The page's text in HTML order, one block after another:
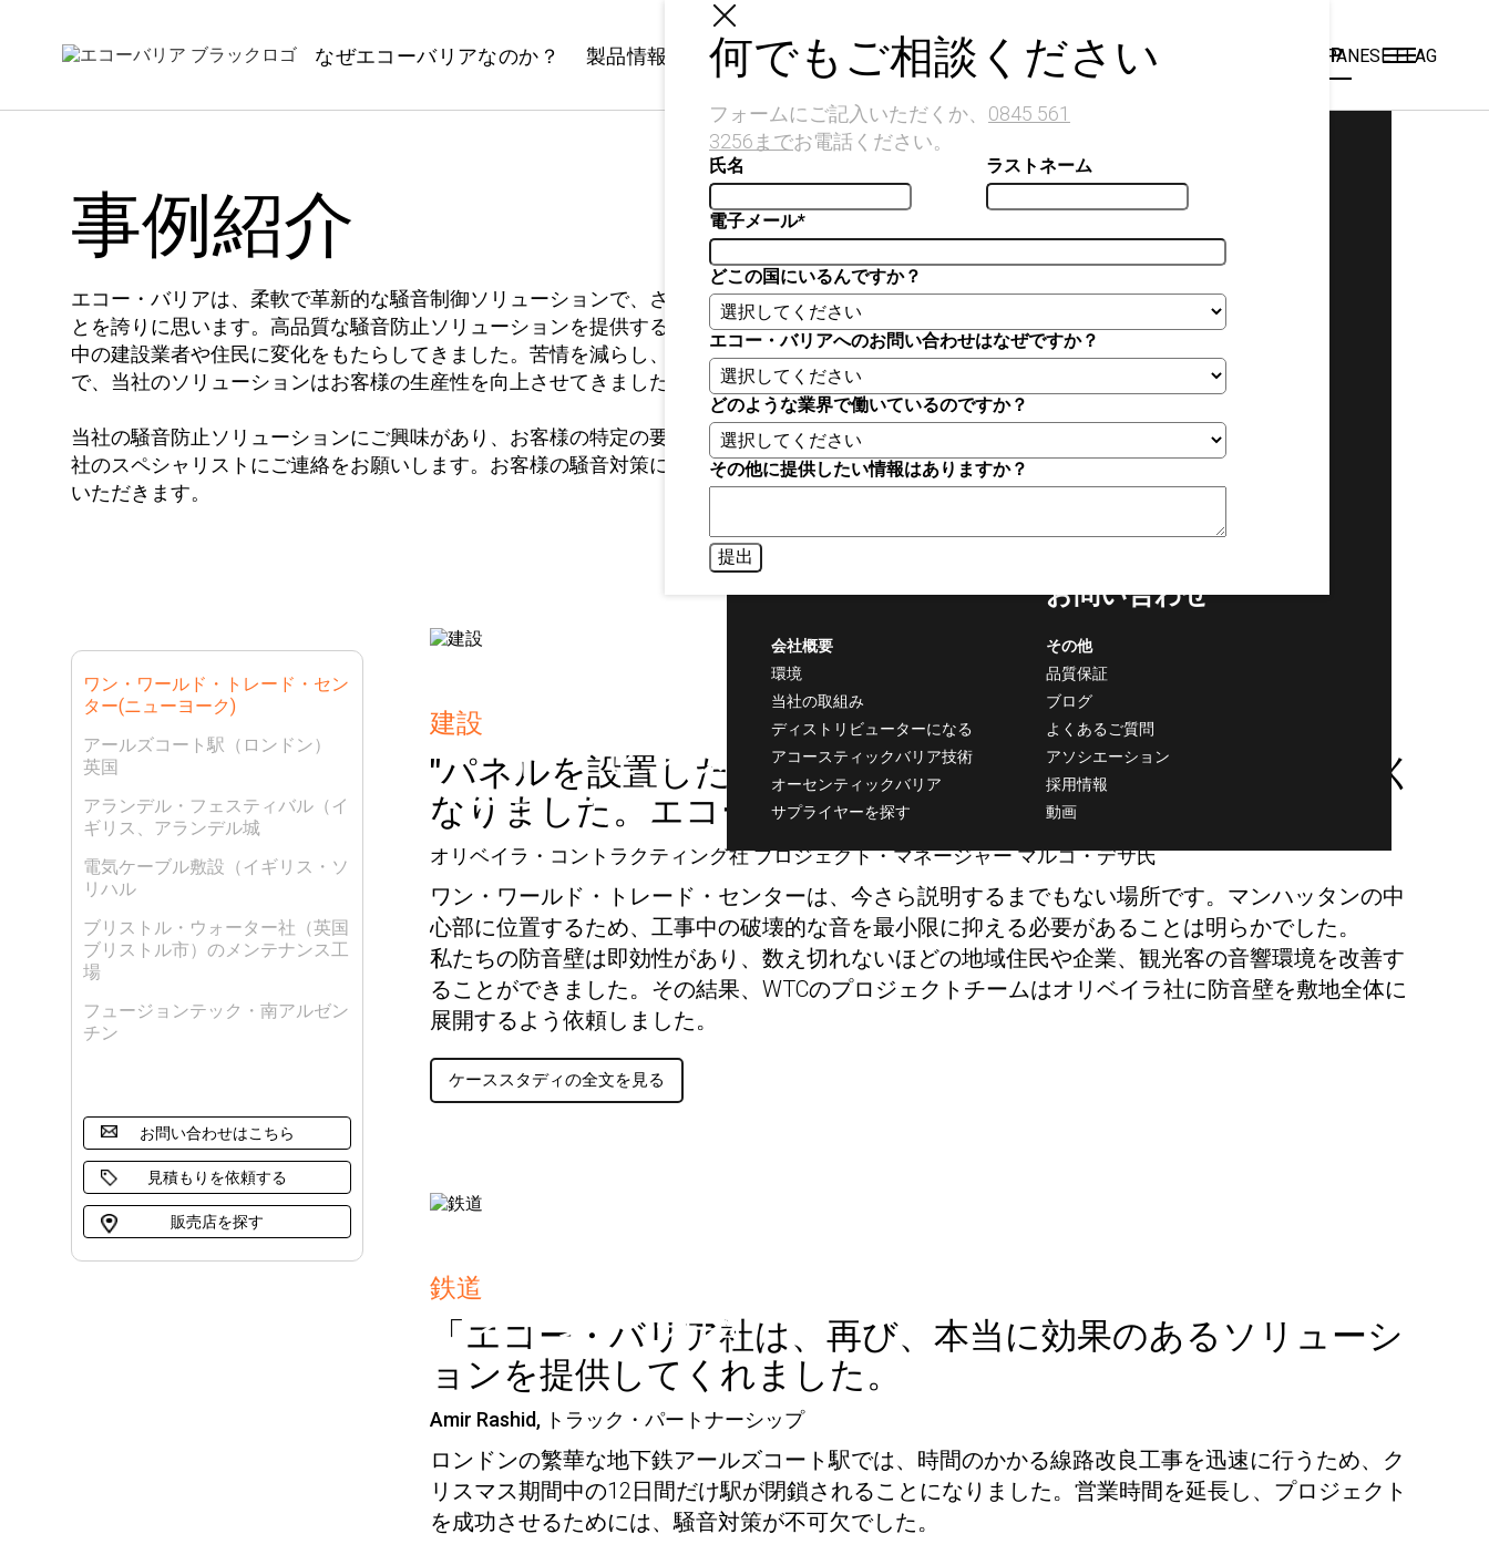
何でもご相談ください
フォームにご記入いただくか、 0845 561
3256までお電話ください。
氏名 ラストネーム
電子メール*
どこの国にいるんですか？
エコー・バリアへのお問い合わせはなぜですか？
どのような業界で働いているのですか？
その他に提供したい情報はありますか？
なぜエコーバリアなのか？ 製品情報 産業分野 見積もり ブログ お問い合わせはこちら JP
お問い合わせはこちら
産業分野
建設
解体工事
イベント会場
ハイウェイ
マイニング
石油・ガス（エネルギ
ー）
鉄道
電気・ガス・水道・通信
れる理由
製品紹介
導入事例
サプライヤーを探す
設置方法
オーダーメイドバリ
ア
カスタマーサービス
バリア計算ツール
お問い合わせ
会社概要
環境
当社の取組み
ディストリビューターになる
アコースティックバリア技術
オーセンティックバリア
サプライヤーを探す
その他
品質保証
ブログ
よくあるご質問
アソシエーション
採用情報
動画
事例紹介
エコー・バリアは、柔軟で革新的な騒音制御ソリューションで、さまざまな分野や企業に貢献してきたこ
とを誇りに思います。高品質な騒音防止ソリューションを提供するという当社のコミットメントは、世界
中の建設業者や住民に変化をもたらしてきました。苦情を減らし、不便を解消し、コストを削減すること
で、当社のソリューションはお客様の生産性を向上させてきました。
当社の騒音防止ソリューションにご興味があり、お客様の特定の要件についてご相談されたい場合は、当
社のスペシャリストにご連絡をお願いします。お客様の騒音対策に最適なソリューションをご提案させて
いただきます。
ワン・ワールド・トレード・セン
ター(ニューヨーク)
アールズコート駅（ロンドン）
英国
アランデル・フェスティバル（イ
ギリス、アランデル城
電気ケーブル敷設（イギリス・ソ
リハル
ブリストル・ウォーター社（英国
ブリストル市）のメンテナンス工
場
フュージョンテック・南アルゼン
チン
お問い合わせはこちら
見積もりを依頼する
販売店を探す
ワン・ワールド・トレ
ード・センター(ニュ
ーヨーク)
建設
"パネルを設置した後は、騒音に関する苦情が問題にならなく
なりました。エコーバリアを強くお勧めします。"
オリベイラ・コントラクティング社 プロジェクト・マネージャー マルコ・デサ氏
ワン・ワールド・トレード・センターは、今さら説明するまでもない場所です。マンハッタンの中
心部に位置するため、工事中の破壊的な音を最小限に抑える必要があることは明らかでした。
私たちの防音壁は即効性があり、数え切れないほどの地域住民や企業、観光客の音響環境を改善す
ることができました。その結果、WTCのプロジェクトチームはオリベイラ社に防音壁を敷地全体に
展開するよう依頼しました。
ケーススタディの全文を見る
アールズコート駅（ロ
ンドン） 英国
鉄道
「エコー・バリア社は、再び、本当に効果のあるソリューシ
ョンを提供してくれました。
Amir Rashid, トラック・パートナーシップ
ロンドンの繁華な地下鉄アールズコート駅では、時間のかかる線路改良工事を迅速に行うため、ク
リスマス期間中の12日間だけ駅が閉鎖されることになりました。営業時間を延長し、プロジェクト
を成功させるためには、騒音対策が不可欠でした。